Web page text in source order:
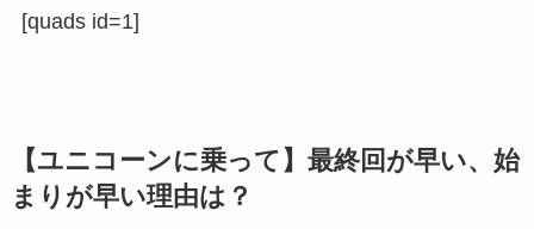
[quads id=1]
【ユニコーンに乗って】最終回が早い、始
まりが早い理由は？